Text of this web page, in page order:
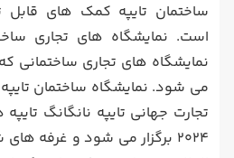
ساختمان تایپه کمک های
است. نمایشگاه های تجاری
نمایشگاه های تجاری ساختمانی که
می شود. نمایشگاه ساختمان
2024 برگزار می شود و غرفه